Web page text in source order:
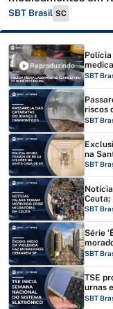
SBT Brasil SC
Reproduzindo
SBT
riscos
SBT
na
SBT
Ceuta;
SBT
Série
SBT
TSE
urnas
SBT